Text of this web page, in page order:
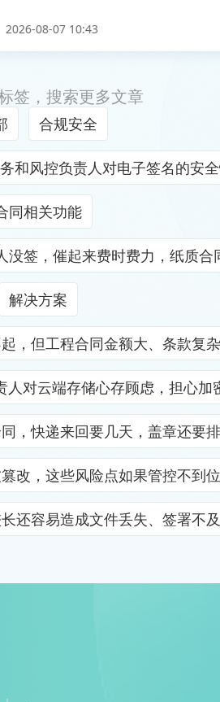
08-07 10:43
签，搜索更多文章
合规安全
风控负责人对电子签名的
同相关功能
签，催起来费时费力，纸质
解决方案
但工程合同金额大、条款
云端存储心存顾虑，担
快递来回要几天，盖章还
，这些风险点如果管控不
易造成文件丢失、签署